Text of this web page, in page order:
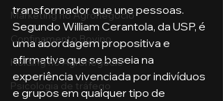
Marketing no Agronegócio
Confinamento Bovino
Holding no Agronegócio
Psicologia de tráfego
transformador que une pessoas.
Segundo William Cerantola, da USP, é
uma abordagem propositiva e
afirmativa que se baseia na
experiência vivenciada por indivíduos
e grupos em qualquer tipo de